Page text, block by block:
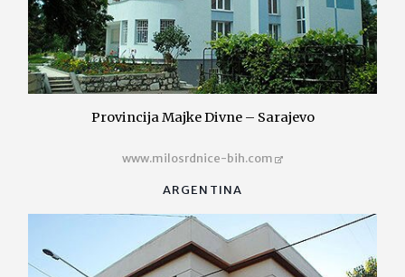
Provincija Majke Divne – Sarajevo
www.milosrdnice-bih.com
ARGENTINA